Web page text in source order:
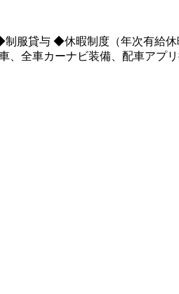
服貸与 ◆休暇制度（年次有給
全車カーナビ装備、配車アプ